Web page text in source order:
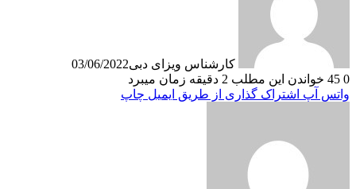
کارشناس ویزای دبی03/06/2022
0
خواندن این مطلب 2 دقیقه زمان میبرد
واتس آپ اشتراک گذاری از طریق ایمیل چاپ